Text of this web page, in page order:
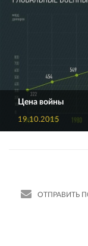
Цена войны
19.10.2015
ОТПРАВИТЬ